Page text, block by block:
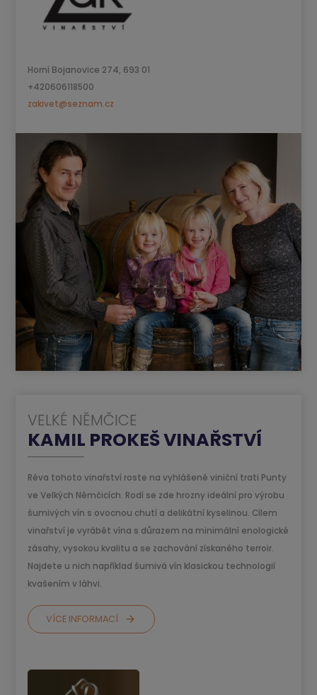
Horní Bojanovice 274, 693 01
+420606118500
zakivet@seznam.cz
VELKÉ NĚMČICE
KAMIL PROKEŠ VINAŘSTVÍ
Réva tohoto vinařství roste na vyhlášené viniční trati Punty
ve Velkých Němčicích. Rodí se zde hrozny ideální pro výrobu
šumivých vín s ovocnou chutí a delikátní kyselinou. Cílem
vinařství je vyrábět vína s důrazem na minimální enologické
zásahy, vysokou kvalitu a se zachování získaného terroir.
Najdete u nich například šumivá vín klasickou technologií
kvašením v láhvi.
VÍCE INFORMACÍ